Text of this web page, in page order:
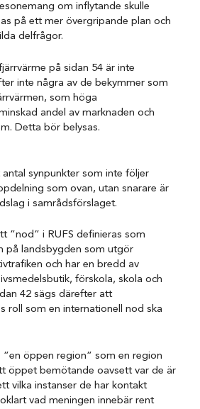
om inflytande skulle
på ett mer övergripande plan och
delfrågor.
på sidan 54 är inte
inte några av de bekymmer som
som höga
andel av marknaden och
Detta bör belysas.
antal synpunkter som inte följer
som ovan, utan snarare är
i samrådsförslaget.
”nod” i RUFS definieras som
på landsbygden som utgör
och har en bredd av
förskola, skola och
42 sägs därefter att
roll som en internationell nod ska
”en öppen region” som en region
öppet bemötande oavsett var de är
vilka instanser de har kontakt
vad meningen innebär rent